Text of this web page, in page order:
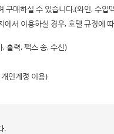
구매하실 수 있습니다.(와인, 수입
서 이용하실 경우, 호텔 규정에
출력, 팩스 송, 수신)
인계정 이용)
.